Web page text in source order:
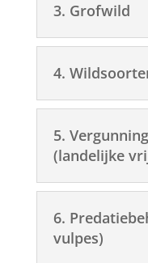
3. Grofwild
4.
5.
(landelijke
6.
vulpes)